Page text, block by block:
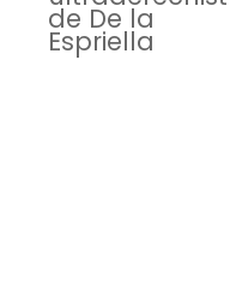
de De la
Espriella